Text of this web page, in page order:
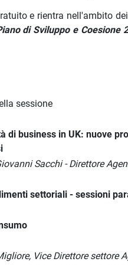
e rientra nell'ambito dei
di Sviluppo e Coesione
sessione
di business in UK: nuove
Sacchi - Direttore
settoriali - sessioni
Vice Direttore settore